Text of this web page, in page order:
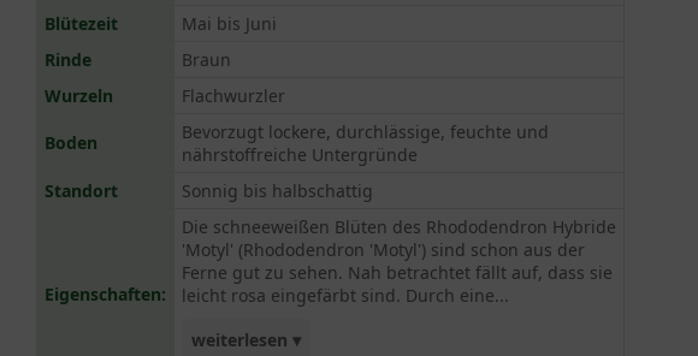
Blütezeit
Mai bis Juni
Rinde
Braun
Wurzeln
Flachwurzler
Boden
Bevorzugt lockere, durchlässige, feuchte und
nährstoffreiche Untergründe
Standort
Sonnig bis halbschattig
Eigenschaften:
Die schneeweißen Blüten des Rhododendron Hybride
'Motyl' (Rhododendron 'Motyl') sind schon aus der
Ferne gut zu sehen. Nah betrachtet fällt auf, dass sie
leicht rosa eingefärbt sind. Durch eine...
weiterlesen ▾